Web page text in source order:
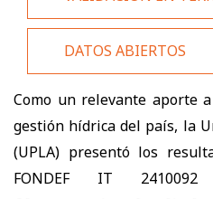
DATOS ABIERTOS
Como un relevante aporte
gestión hídrica del país, la
(UPLA) presentó los
FONDEF IT 2410092